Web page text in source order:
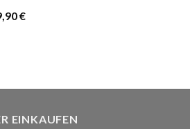
€Aktueller
EINKAUFEN